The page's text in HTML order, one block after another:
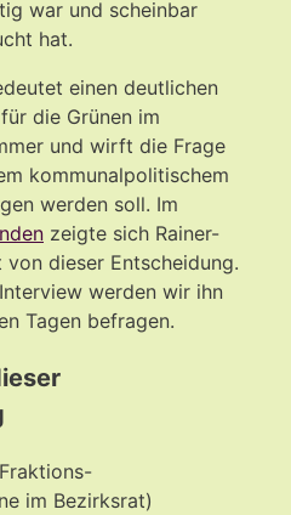
war und scheinbar
hat.
einen deutlichen
die Grünen im
und wirft die Frage
kommunalpolitischem
werden soll. Im
zeigte sich Rainer-
dieser Entscheidung.
werden wir ihn
Tagen befragen.
im Bezirksrat)